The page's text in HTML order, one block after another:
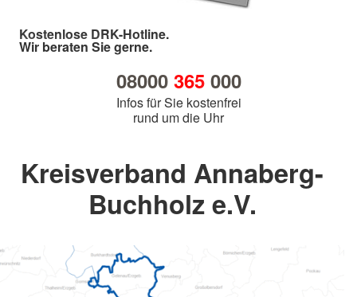
Kostenlose DRK-Hotline.
Wir beraten Sie gerne.
08000 365000
Infos für Sie kostenfrei
rund um die Uhr
Kreisverband Annaberg-
Buchholz e.V.